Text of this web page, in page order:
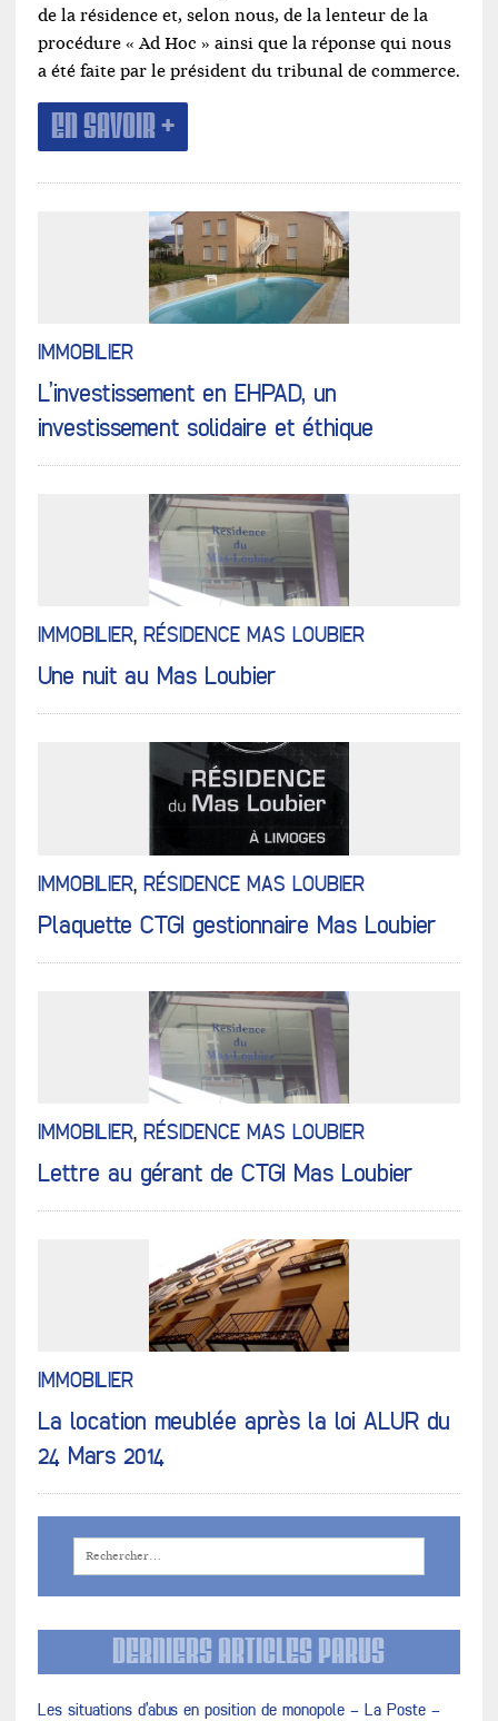
de la résidence et, selon nous, de la lenteur de la
procédure « Ad Hoc » ainsi que la réponse qui nous
a été faite par le président du tribunal de commerce.
EN SAVOIR +
IMMOBILIER
L’investissement en EHPAD, un
investissement solidaire et éthique
IMMOBILIER, RÉSIDENCE MAS LOUBIER
Une nuit au Mas Loubier
IMMOBILIER, RÉSIDENCE MAS LOUBIER
Plaquette CTGI gestionnaire Mas Loubier
IMMOBILIER, RÉSIDENCE MAS LOUBIER
Lettre au gérant de CTGI Mas Loubier
IMMOBILIER
La location meublée après la loi ALUR du
24 Mars 2014
DERNIERS ARTICLES PARUS
Les situations d’abus en position de monopole – La Poste –